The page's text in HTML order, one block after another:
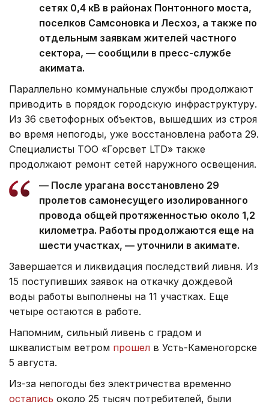
сетях 0,4 кВ в районах Понтонного моста,
поселков Самсоновка и Лесхоз, а также по
отдельным заявкам жителей частного
сектора, — сообщили в пресс-службе
акимата.
Параллельно коммунальные службы продолжают
приводить в порядок городскую инфраструктуру.
Из 36 светофорных объектов, вышедших из строя
во время непогоды, уже восстановлена работа 29.
Специалисты ТОО «Горсвет LTD» также
продолжают ремонт сетей наружного освещения.
— После урагана восстановлено 29
пролетов самонесущего изолированного
провода общей протяженностью около 1,2
километра. Работы продолжаются еще на
шести участках, — уточнили в акимате.
Завершается и ликвидация последствий ливня. Из
15 поступивших заявок на откачку дождевой
воды работы выполнены на 11 участках. Еще
четыре остаются в работе.
Напомним, сильный ливень с градом и
шквалистым ветром прошел в Усть-Каменогорске
5 августа.
Из-за непогоды без электричества временно
остались около 25 тысяч потребителей, были